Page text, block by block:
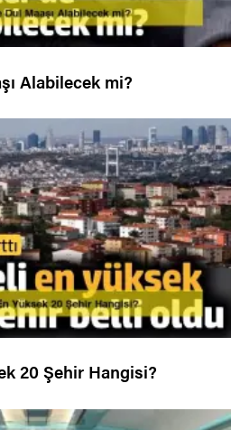
Alabilecek mi?
20 Şehir Hangisi?